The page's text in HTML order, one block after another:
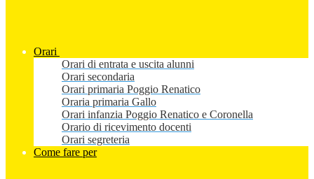
Orari
Orari di entrata e uscita alunni
Orari secondaria
Orari primaria Poggio Renatico
Oraria primaria Gallo
Orari infanzia Poggio Renatico e Coronella
Orario di ricevimento docenti
Orari segreteria
Come fare per